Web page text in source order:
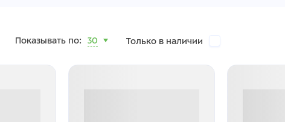
Показывать по: 30 Только в наличии